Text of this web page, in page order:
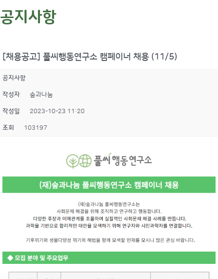
공지사항
[채용공고] 풀씨행동연구소 캠페이너 채용 (11/5)
공지사항
작성자 숲과나눔
작성일 2023-10-23 11:20
조회 103197